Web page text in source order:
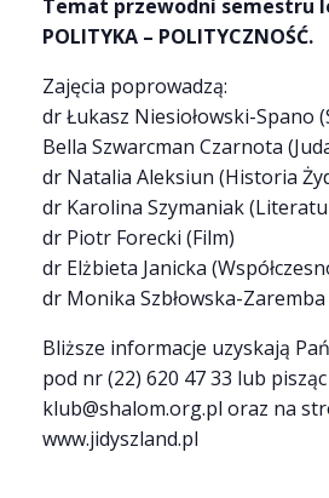
Temat przewodni semestru
POLITYKA – POLITYCZNOŚĆ.
Zajęcia poprowadzą:
dr Łukasz Niesiołowski-Spano
Bella Szwarcman Czarnota
dr Natalia Aleksiun (Historia
dr Karolina Szymaniak
dr Piotr Forecki (Film)
dr Elżbieta Janicka
dr Monika Szbłowska-
Bliższe informacje uzyskają
pod nr (22) 620 47 33 lub
klub@shalom.org.pl oraz na
www.jidyszland.pl